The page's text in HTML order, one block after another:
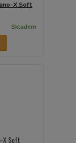
X Soft
Skladem